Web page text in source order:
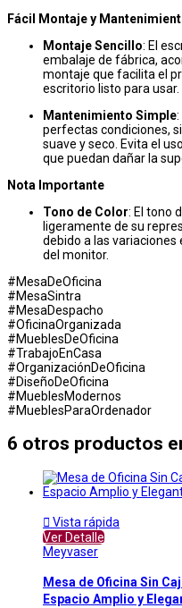
Fácil Montaje y
Montaje Sencillo: El
embalaje de fábrica,
montaje que facilita el
escritorio listo para usar.
Mantenimiento Simple
perfectas condiciones,
suave y seco. Evita el
que puedan dañar la
Nota Importante
Tono de Color: El tono
ligeramente de su
debido a las variaciones
del monitor.
#MesaDeOficina
#MesaSintra
#MesaDespacho
#OficinaOrganizada
#MueblesDeOficina
#TrabajoEnCasa
#OrganizaciónDeOficina
#DiseñoDeOficina
#MueblesModernos
#MueblesParaOrdenador
6 otros productos
 Vista rápida
Ver Detalle
Meyvaser
Mesa de Oficina Sin
Espacio Amplio y